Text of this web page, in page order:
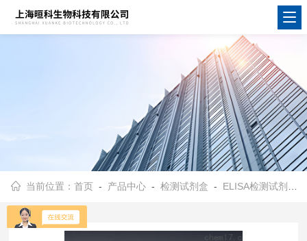
当前位置：首页 - 产品中心 -检测试剂盒 - ELISA检测试剂盒